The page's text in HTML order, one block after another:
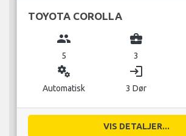
TOYOTA COROLLA
group
5
business_center
3
miscellaneous_services
Automatisk
login
3 Dør
VIS DETALJER...